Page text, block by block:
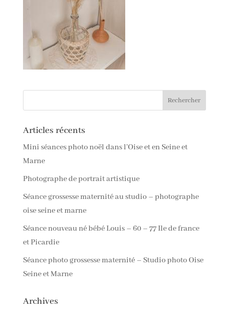
Articles récents
Mini séances photo noël dans l’Oise et en Seine et
Marne
Photographe de portrait artistique
Séance grossesse maternité au studio – photographe
oise seine et marne
Séance nouveau né bébé Louis – 60 – 77 Ile de france
et Picardie
Séance photo grossesse maternité – Studio photo Oise
Seine et Marne
Archives